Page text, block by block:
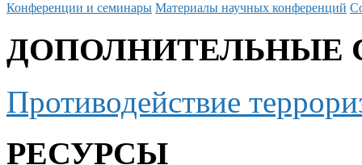
Конференции и семинары Материалы научных конференций
ДОПОЛНИТЕЛЬНЫЕ
Противодействие
РЕСУРСЫ